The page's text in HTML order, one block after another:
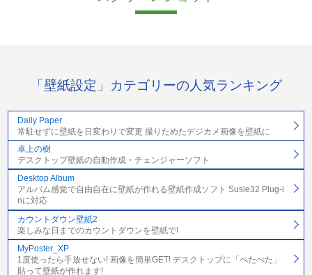
「壁紙設定」カテゴリーの人気ランキング
Daily Paper
常駐せずに壁紙を日変わりで変更 撮りためたデジカメ画像を壁紙に
卓上の樹
デスクトップ壁紙の自動作成・チェンジャーソフト
Desktop Album
アルバム感覚で自由自在に壁紙が作れる壁紙作成ソフト Susie32 Plug-i
nに対応
カウントダウン壁紙2
楽しみな日までのカウントダウンを壁紙で!
MyPoster_XP
1度使ったら手放せない! 画像を簡単GET! デスクトップに「ぺたぺた」
貼って壁紙が作れます!